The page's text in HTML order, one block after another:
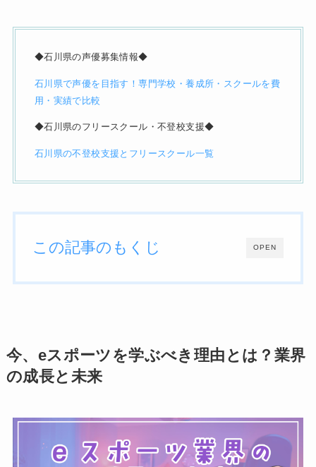
◆石川県の声優募集情報◆
石川県で声優を目指す！専門学校・養成所・スクールを費
用・実績で比較
◆石川県のフリースクール・不登校支援◆
石川県の不登校支援とフリースクール一覧
OPEN
この記事のもくじ
今、eスポーツを学ぶべき理由とは？業界
の成長と未来